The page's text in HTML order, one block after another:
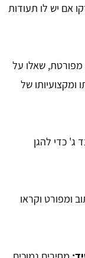
אם יש לו תעודות
שאלו על
ומקצועיותו של
ג' כדי להגן
ומפורט וקראו